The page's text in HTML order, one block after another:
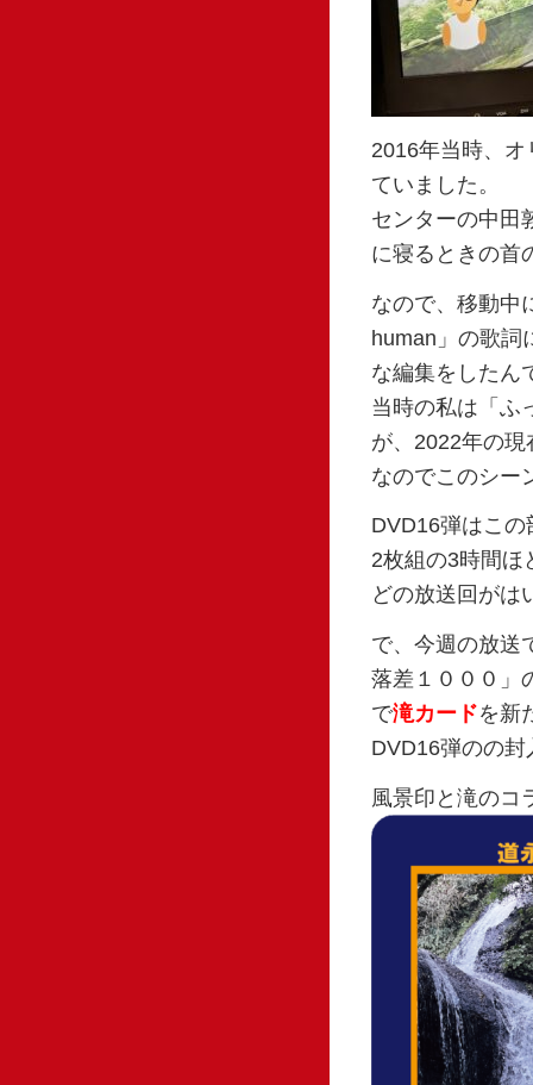
2016年当時、
ていました。
センターの中田
に寝るときの
なので、移動中
human」の歌詞
な編集をしたん
当時の私は「ふ
が、2022年の
なのでこのシー
DVD16弾はこ
2枚組の3時間ほ
どの放送回がは
で、今週の放
落差１０００」
で滝カードを新
DVD16弾のの
風景印と滝のコ